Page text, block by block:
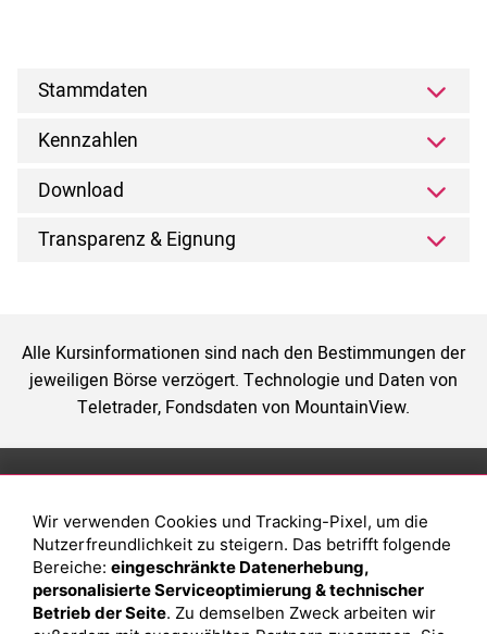
Stammdaten
Kennzahlen
Download
Transparenz & Eignung
Alle Kursinformationen sind nach den Bestimmungen der
jeweiligen Börse verzögert. Technologie und Daten von
Teletrader, Fondsdaten von MountainView.
Anlage
Depot eröffnen
Depot vergleichen
Junior Depot
Magazin
Was sind sind ETFs?
Sparplan Vorteile
Was ist ein Fonds?
Wir verwenden Cookies und Tracking-Pixel, um die
Nutzerfreundlichkeit zu steigern. Das betrifft folgende
Bereiche: eingeschränkte Datenerhebung,
personalisierte Serviceoptimierung & technischer
Betrieb der Seite. Zu demselben Zweck arbeiten wir